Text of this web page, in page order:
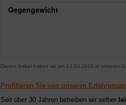
Gegengewicht
Diesen Artikel haben wir am 13.04.2016 in unseren
Profitieren Sie von unseren
Seit über 30 Jahren betreiben wir selber